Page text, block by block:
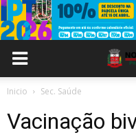
Inicio Sec. Saúde
Vacinação